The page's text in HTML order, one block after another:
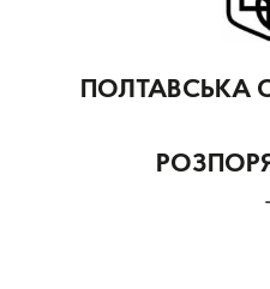
ПОЛТАВСЬКА
-